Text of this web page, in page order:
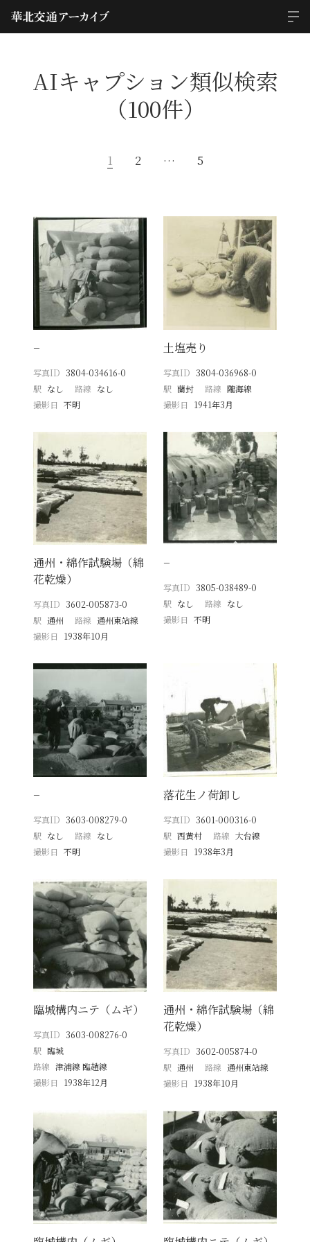
AIキャプション類似検索
（100件）
1 2 … 5
−
写真ID 3804-034616-0
駅 なし 路線 なし
撮影日
不明
土塩売り
写真ID 3804-036968-0
駅 蘭封 路線 隴海線
撮影日
1941年3月
通州・綿作試験場（綿
花乾燥）
写真ID 3602-005873-0
駅 通州 路線 通州東站線
撮影日
1938年10月
−
写真ID 3805-038489-0
駅 なし 路線 なし
撮影日 不明
−
写真ID 3603-008279-0
駅 なし 路線 なし
撮影日
不明
落花生ノ荷卸し
写真ID 3601-000316-0
駅 西黄村 路線 大台線
撮影日
1938年3月
臨城構内ニテ（ムギ）
写真ID 3603-008276-0
駅 臨城
路線 津浦線 臨趙線
撮影日
1938年12月
通州・綿作試験場（綿
花乾燥）
写真ID 3602-005874-0
駅 通州 路線 通州東站線
撮影日
1938年10月